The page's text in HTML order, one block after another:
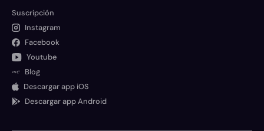
Suscripción
Instagram
Facebook
Youtube
Blog
Descargar app iOS
Descargar app Android